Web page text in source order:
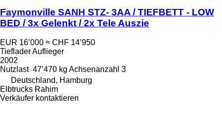
Faymonville SANH STZ- 3AA / TIEFBETT - LOW
BED / 3x Gelenkt / 2x Tele Auszie
EUR 16’000 ≈ CHF 14’950
Tieflader Auflieger
2002
Nutzlast 47’470 kg Achsenanzahl 3
Deutschland, Hamburg
Elbtrucks Rahim
Verkäufer kontaktieren